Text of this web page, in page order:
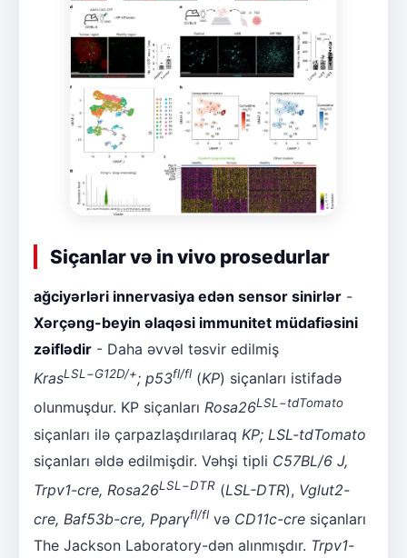
Siçanlar və in vivo prosedurlar
ağciyərləri innervasiya edən sensor sinirlər -
Xərçəng-beyin əlaqəsi immunitet müdafiəsini
zəiflədir - Daha əvvəl təsvir edilmiş
KrasLSL −G12D/+; p53fl/fl (KP) siçanları istifadə
olunmuşdur. KP siçanları Rosa26LSL−tdTomato
siçanları ilə çarpazlaşdırılaraq KP; LSL-tdTomato
siçanları əldə edilmişdir. Vəhşi tipli C57BL/6 J,
Trpv1-cre, Rosa26LSL −DTR (LSL-DTR), Vglut2-
cre, Baf53b-cre, Pparγfl/fl və CD11c-cre siçanları
The Jackson Laboratory-dən alınmışdır. Trpv1-